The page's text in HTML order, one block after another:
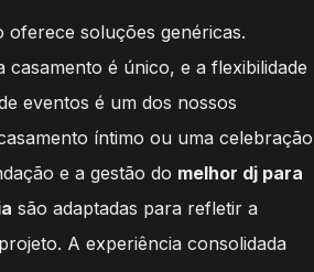
oferece soluções genéricas.
casamento é único, e a flexibilidade
eventos é um dos nossos
íntimo ou uma celebração
e a gestão do melhor dj para
são adaptadas para refletir a
A experiência consolidada